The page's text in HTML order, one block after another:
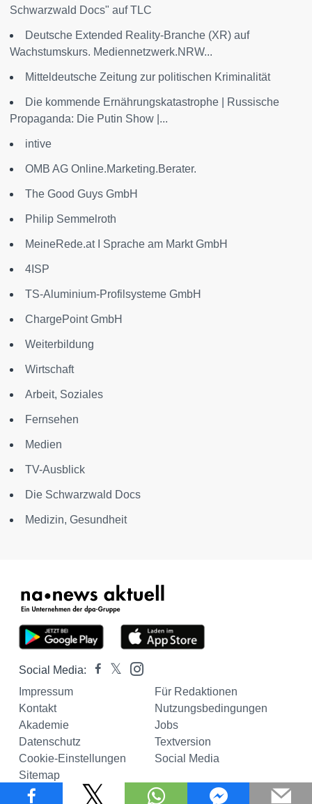
Schwarzwald Docs" auf TLC
Deutsche Extended Reality-Branche (XR) auf
Wachstumskurs. Mediennetzwerk.NRW...
Mitteldeutsche Zeitung zur politischen Kriminalität
Die kommende Ernährungskatastrophe | Russische
Propaganda: Die Putin Show |...
intive
OMB AG Online.Marketing.Berater.
The Good Guys GmbH
Philip Semmelroth
MeineRede.at I Sprache am Markt GmbH
4ISP
TS-Aluminium-Profilsysteme GmbH
ChargePoint GmbH
Weiterbildung
Wirtschaft
Arbeit, Soziales
Fernsehen
Medien
TV-Ausblick
Die Schwarzwald Docs
Medizin, Gesundheit
Social Media:
Impressum
Für Redaktionen
Kontakt
Nutzungsbedingungen
Akademie
Jobs
Datenschutz
Textversion
Cookie-Einstellungen
Social Media
Sitemap